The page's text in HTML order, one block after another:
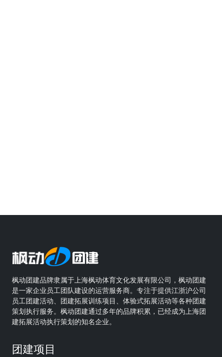
枫动团建品牌隶属于上海枫动体育文化发展有限公司，枫动团建
是一家企业员工团队建设的运营服务商。专注于提供江浙沪公司
员工团建活动、团建拓展训练项目、体验式拓展活动等各种团建
策划执行服务。枫动团建通过多年的品牌积累，已经成为上海团
建拓展活动执行策划的知名企业。
团建项目